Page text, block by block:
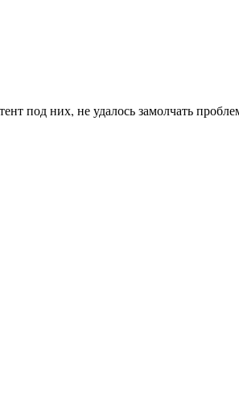
под них, не удалось замолчать